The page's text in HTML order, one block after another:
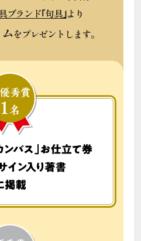
ブランド｢句具｣より
をプレゼントします。